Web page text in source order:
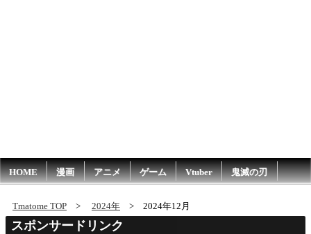
HOME 漫画 アニメ ゲーム Vtuber 鬼滅の刃
Tmatome TOP 2024年 2024年12月
スポンサードリンク